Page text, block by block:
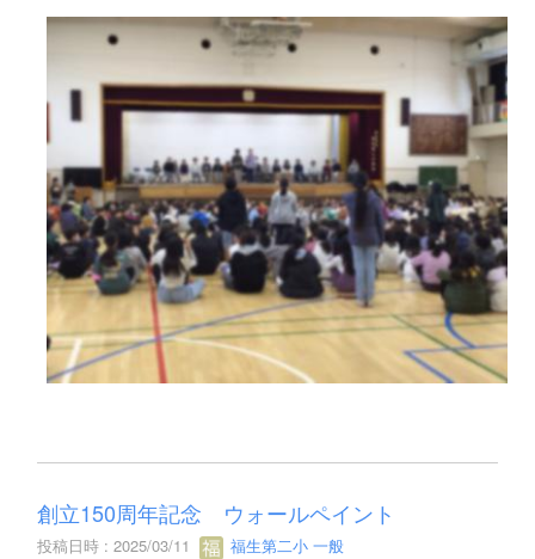
創立150周年記念 ウォールペイント
投稿日時 : 2025/03/11 福生第二小 一般